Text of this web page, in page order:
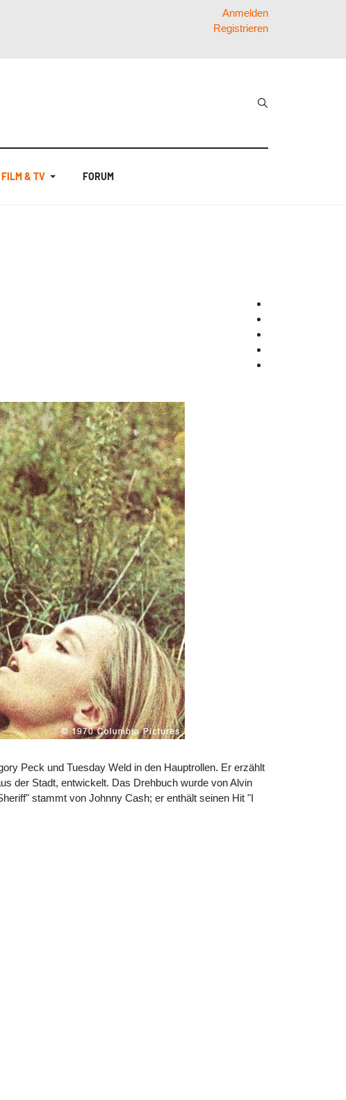
Anmelden
Registrieren
FILM & TV FORUM
Peck und Tuesday Weld in den Hauptrollen. Er erzählt
der Stadt, entwickelt. Das Drehbuch wurde von Alvin
stammt von Johnny Cash; er enthält seinen Hit "I